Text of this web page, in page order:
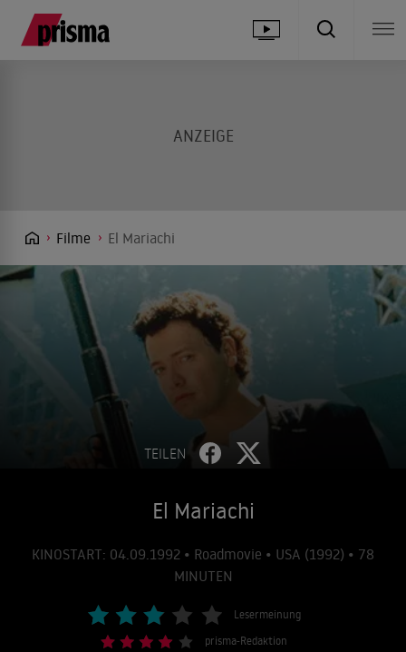
Filme El Mariachi
TEILEN
El Mariachi
KINOSTART: 04.09.1992 • Roadmovie • USA (1992) • 78
MINUTEN
Lesermeinung
prisma-Redaktion